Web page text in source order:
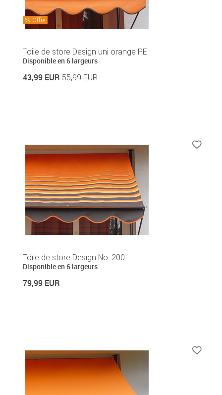
Offre
Toile de store Design uni orange PE
Disponible en 6 largeurs
43,99 EUR 55,99 EUR
Toile de store Design No. 200
Disponible en 6 largeurs
79,99 EUR